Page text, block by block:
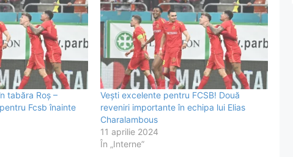
tabăra Roș –
Fcsb înainte
Vești excelente pentru FCSB! Două
reveniri importante în echipa lui Elias
Charalambous
11 aprilie 2024
În „Interne”